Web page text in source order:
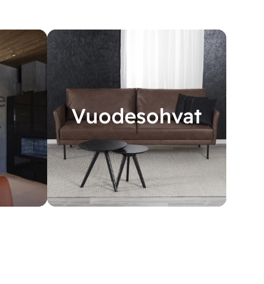
Vuodesohvat